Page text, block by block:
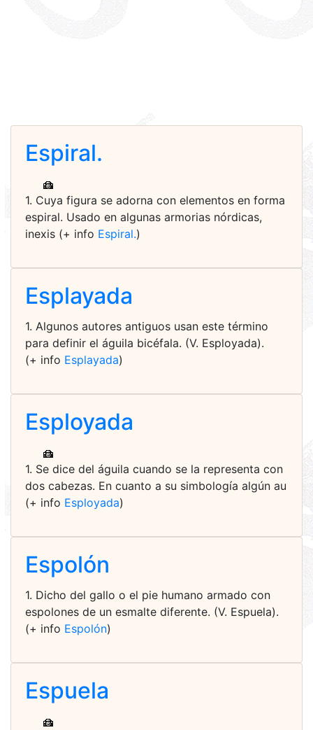
Espiral.
1. Cuya figura se adorna con elementos en forma
espiral. Usado en algunas armorias nórdicas,
inexis (+ info Espiral.)
Esplayada
1. Algunos autores antiguos usan este término
para definir el águila bicéfala. (V. Esployada).
(+ info Esplayada)
Esployada
1. Se dice del águila cuando se la representa con
dos cabezas. En cuanto a su simbología algún au
(+ info Esployada)
Espolón
1. Dicho del gallo o el pie humano armado con
espolones de un esmalte diferente. (V. Espuela).
(+ info Espolón)
Espuela